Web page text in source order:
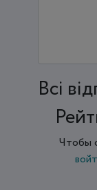
Всi
Чтобы